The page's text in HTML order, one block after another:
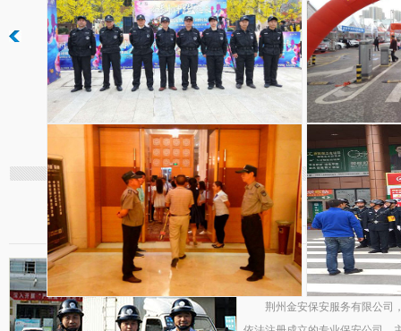
关于金安保安 /ABOUT THE BRAND
荆州市金
荆州金安保安服务有限公司